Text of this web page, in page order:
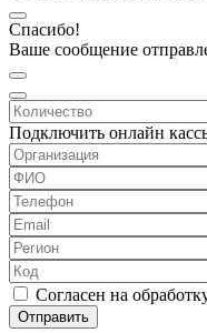
Спасибо!
Ваше сообщение
Подключить онлайн
Согласен на
Отправить